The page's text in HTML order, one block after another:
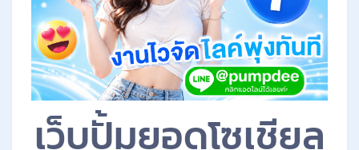
เว็บปั้มยอดโซเชียล